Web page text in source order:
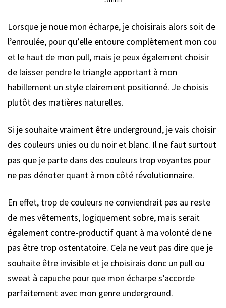
Lorsque je noue mon écharpe, je choisirais alors soit de
l’enroulée, pour qu’elle entoure complètement mon cou
et le haut de mon pull, mais je peux également choisir
de laisser pendre le triangle apportant à mon
habillement un style clairement positionné. Je choisis
plutôt des matières naturelles.
Si je souhaite vraiment être underground, je vais choisir
des couleurs unies ou du noir et blanc. Il ne faut surtout
pas que je parte dans des couleurs trop voyantes pour
ne pas dénoter quant à mon côté révolutionnaire.
En effet, trop de couleurs ne conviendrait pas au reste
de mes vêtements, logiquement sobre, mais serait
également contre-productif quant à ma volonté de ne
pas être trop ostentatoire. Cela ne veut pas dire que je
souhaite être invisible et je choisirais donc un pull ou
sweat à capuche pour que mon écharpe s’accorde
parfaitement avec mon genre underground.